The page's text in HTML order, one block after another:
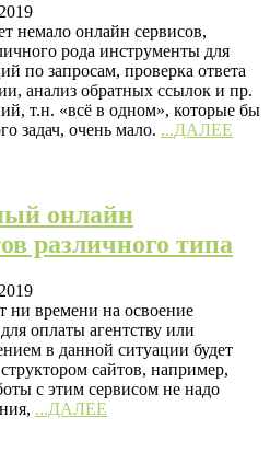
немало онлайн сервисов,
рода инструменты для
по запросам, проверка ответа
анализ обратных ссылок и пр.
т.н. «всё в одном», которые бы
задач, очень мало. ...ДАЛЕЕ
онлайн
различного типа
ни времени на освоение
оплаты агентству или
в данной ситуации будет
сайтов, например,
с этим сервисом не надо
...ДАЛЕЕ